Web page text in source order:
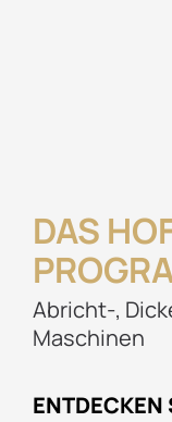
DAS
Abricht-,
Maschinen
ENTDECKEN